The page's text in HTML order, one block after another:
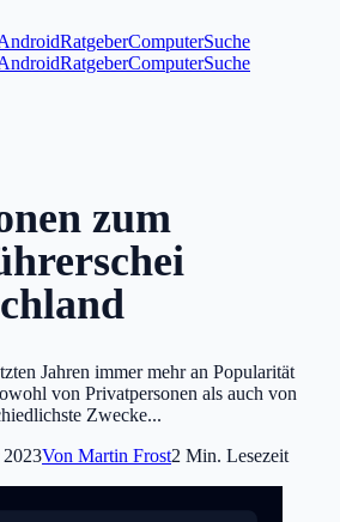
RatgeberComputerSuche
RatgeberComputerSuche
zum
Jahren immer mehr an Popularität
von Privatpersonen als auch von
Zwecke...
2023Von Martin Frost2 Min. Lesezeit